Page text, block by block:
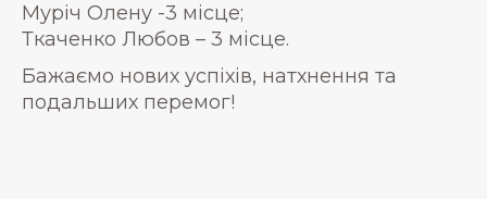
Муріч Олену -3 місце;
Ткаченко Любов – 3 місце.
Бажаємо нових успіхів, натхнення та
подальших перемог!